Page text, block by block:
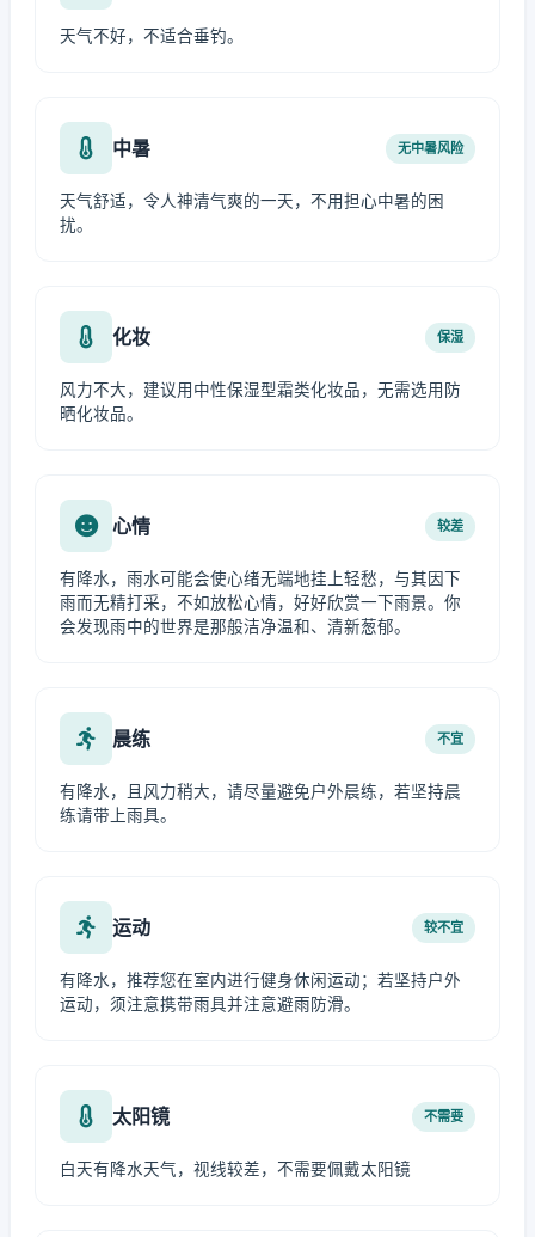
天气不好，不适合垂钓。
中暑 无中暑风险
天气舒适，令人神清气爽的一天，不用担心中暑的困
扰。
化妆 保湿
风力不大，建议用中性保湿型霜类化妆品，无需选用防
晒化妆品。
心情 较差
有降水，雨水可能会使心绪无端地挂上轻愁，与其因下
雨而无精打采，不如放松心情，好好欣赏一下雨景。你
会发现雨中的世界是那般洁净温和、清新葱郁。
晨练 不宜
有降水，且风力稍大，请尽量避免户外晨练，若坚持晨
练请带上雨具。
运动 较不宜
有降水，推荐您在室内进行健身休闲运动；若坚持户外
运动，须注意携带雨具并注意避雨防滑。
太阳镜 不需要
白天有降水天气，视线较差，不需要佩戴太阳镜